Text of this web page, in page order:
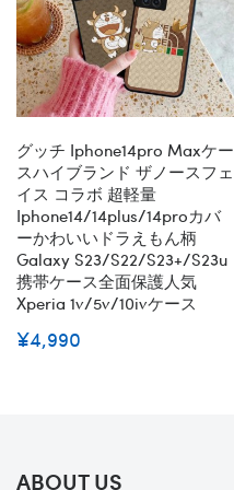
グッチ Iphone14pro Maxケー
スハイブランド ザノースフェ
イス コラボ 超軽量
Iphone14/14plus/14proカバ
ーかわいいドラえもん柄
Galaxy S23/s22/s23+/s23u
携帯ケース全面保護人気
Xperia 1v/5v/10ivケース
¥4,990
ABOUT US